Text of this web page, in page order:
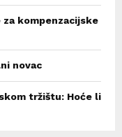
kompenzacijske
novac
tržištu: Hoće li